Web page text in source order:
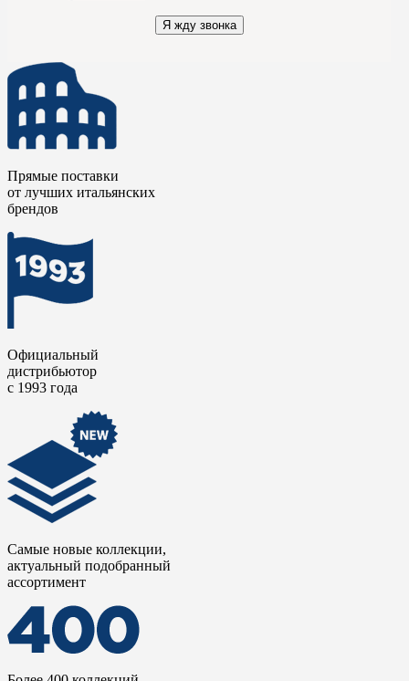
Я жду звонка
Прямые поставки
от лучших итальянских
брендов
Официальный
дистрибьютор
с 1993 года
Самые новые коллекции,
актуальный подобранный
ассортимент